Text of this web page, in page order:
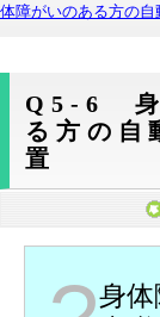
体障がいのある方の
Q5-6 身
る方の自
置
身